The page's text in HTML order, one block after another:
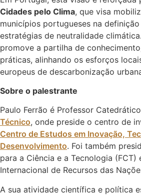
Cidades pelo Clima, que visa
municípios portugueses na
estratégias de neutralidade
promove a partilha de
práticas, alinhando os esforços
europeus de descarbonização
Sobre o palestrante
Paulo Ferrão é Professor
Técnico, onde preside o centro de
Centro de Estudos em Inovação,
Desenvolvimento. Foi também
para a Ciência e a Tecnologia (FCT)
Internacional de Recursos das
A sua atividade científica e política